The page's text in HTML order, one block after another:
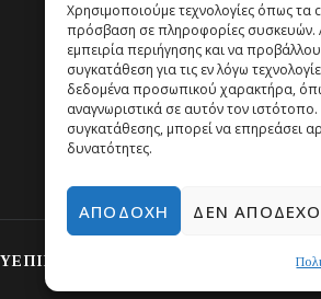
Χρησιμοποιούμε τεχνολογίες όπως τα
πρόσβαση σε πληροφορίες συσκευών.
εμπειρία περιήγησης και να
συγκατάθεση για τις εν λόγω
δεδομένα προσωπικού χαρακτήρα,
αναγνωριστικά σε αυτόν τον
συγκατάθεσης, μπορεί να επηρεάσει
δυνατότητες.
ΑΠΟΔΟΧΉ ΔΕΝ
ΕΠΙΚΟΙΝΩΝΙΑ